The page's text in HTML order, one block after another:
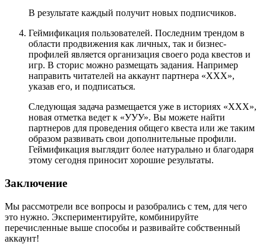
В результате каждый получит новых подписчиков.
Геймификация пользователей. Последним трендом в
области продвижения как личных, так и бизнес-
профилей является организация своего рода квестов и
игр. В сторис можно размещать задания. Например
направить читателей на аккаунт партнера «ХХХ»,
указав его, и подписаться.
Следующая задача размещается уже в историях «ХХХ»,
новая отметка ведет к «УУУ». Вы можете найти
партнеров для проведения общего квеста или же таким
образом развивать свои дополнительные профили.
Геймификация выглядит более натурально и благодаря
этому сегодня приносит хорошие результаты.
Заключение
Мы рассмотрели все вопросы и разобрались с тем, для чего
это нужно. Экспериментируйте, комбинируйте
перечисленные выше способы и развивайте собственный
аккаунт!